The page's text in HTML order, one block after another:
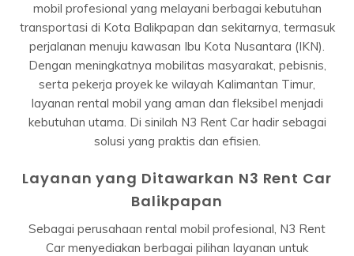
mobil profesional yang melayani berbagai kebutuhan
transportasi di Kota Balikpapan dan sekitarnya, termasuk
perjalanan menuju kawasan Ibu Kota Nusantara (IKN).
Dengan meningkatnya mobilitas masyarakat, pebisnis,
serta pekerja proyek ke wilayah Kalimantan Timur,
layanan rental mobil yang aman dan fleksibel menjadi
kebutuhan utama. Di sinilah N3 Rent Car hadir sebagai
solusi yang praktis dan efisien.
Layanan yang Ditawarkan N3 Rent Car
Balikpapan
Sebagai perusahaan rental mobil profesional, N3 Rent
Car menyediakan berbagai pilihan layanan untuk